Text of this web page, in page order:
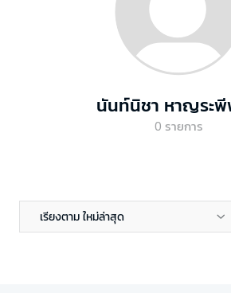
นันท์นิชา หาญระ
0 รายการ
เรียงตาม ใหม่ล่าสุด